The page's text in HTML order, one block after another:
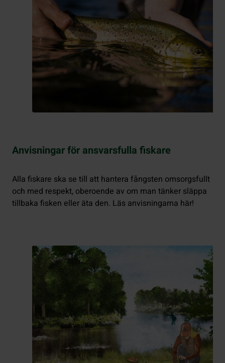
Anvisningar för ansvarsfulla fiskare
Alla fiskare ska se till att hantera fångsten omsorgsfullt
och med respekt, oberoende av om man tänker släppa
tillbaka fisken eller äta den. Läs anvisningarna här!